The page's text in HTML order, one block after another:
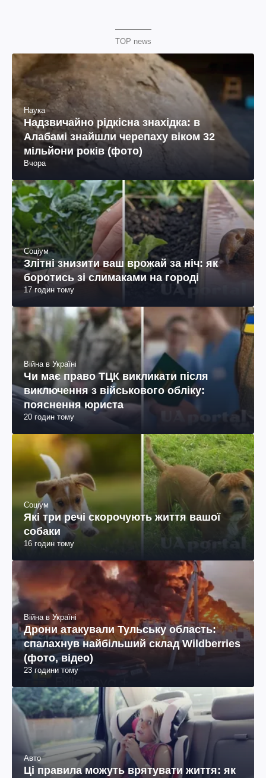
TOP news
Наука
Надзвичайно рідкісна знахідка: в
Алабамі знайшли черепаху віком 32
мільйони років (фото)
Вчора
Соціум
Злітні знизити ваш врожай за ніч: як
боротись зі слимаками на городі
17 годин тому
Війна в Україні
Чи має право ТЦК викликати після
виключення з військового обліку:
пояснення юриста
20 годин тому
Соціум
Які три речі скорочують життя вашої
собаки
16 годин тому
Війна в Україні
Дрони атакували Тульську область:
спалахнув найбільший склад Wildberries
(фото, відео)
23 години тому
Авто
Ці правила можуть врятувати життя: як